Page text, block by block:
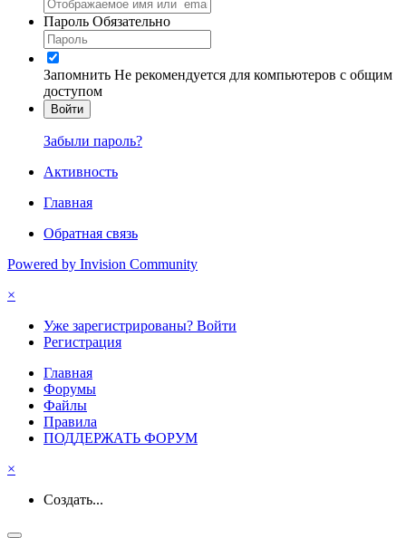
Пароль Обязательно
Запомнить Не рекомендуется для компьютеров с общим
доступом
Войти
Забыли пароль?
Активность
Главная
Обратная связь
Powered by Invision Community
×
Уже зарегистрированы? Войти
Регистрация
Главная
Форумы
Файлы
Правила
ПОДДЕРЖАТЬ ФОРУМ
×
Создать...